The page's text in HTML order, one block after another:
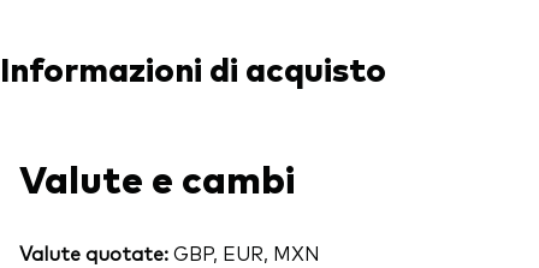
Informazioni di acquisto
Valute e cambi
Valute quotate:GBP, EUR, MXN